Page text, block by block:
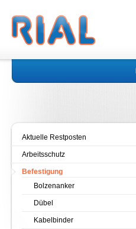
Aktuelle Restposten
Arbeitsschutz
Befestigung
Bolzenanker
Dübel
Kabelbinder